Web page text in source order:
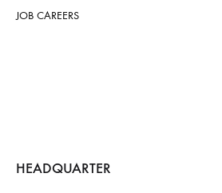
JOB CAREERS
HEADQUARTER